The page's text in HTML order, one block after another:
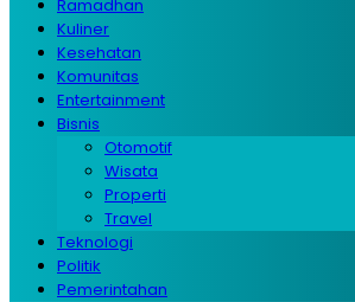
Ramadhan
Kuliner
Kesehatan
Komunitas
Entertainment
Bisnis
Otomotif
Wisata
Properti
Travel
Teknologi
Politik
Pemerintahan